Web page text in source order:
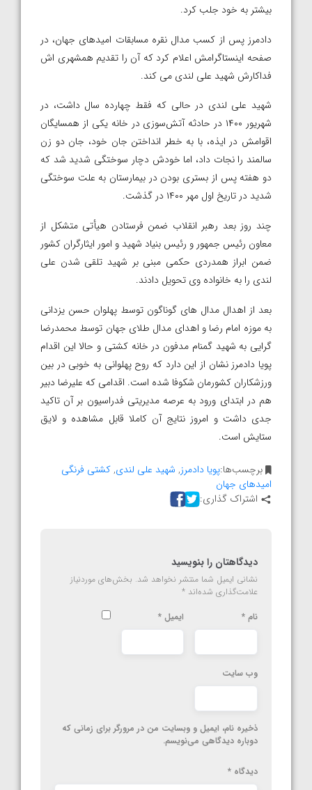
بیشتر به خود جلب کرد.
دادمرز پس از کسب مدال نقره مسابقات امیدهای جهان، در
صفحه اینستاگرامش اعلام کرد که آن را تقدیم همشهری اش
فداکارش شهید علی لندی می کند.
شهید علی لندی در حالی که فقط چهارده سال داشت، در
شهریور ۱۴۰۰ در حادثه آتش‌سوزی در خانه یکی از همسایگان
اقوامش در ایذه، با به خطر انداختن جان خود، جان دو زن
سالمند را نجات داد، اما خودش دچار سوختگی شدید شد که
دو هفته پس از بستری بودن در بیمارستان به‌ علت سوختگی
شدید در تاریخ اول مهر ۱۴۰۰ در گذشت.
چند روز بعد رهبر انقلاب ضمن فرستادن هیأتی متشکل از
معاون رئیس جمهور و رئیس بنیاد شهید و امور ایثارگران کشور
ضمن ابراز همدردی حکمی مبنی بر شهید تلقی شدن علی
لندی را به خانواده وی تحویل دادند.
بعد از اهدال مدال های گوناگون توسط پهلوان حسن یزدانی
به موزه امام رضا و اهدای مدال طلای جهان توسط محمدرضا
گرایی به شهید گمنام مدفون در خانه کشتی و حالا این اقدام
پویا دادمرز نشان از این دارد که روح پهلوانی به خوبی در بین
ورزشکاران کشورمان شکوفا شده است. اقدامی که علیرضا دبیر
هم در ابتدای ورود به عرصه مدیریتی فدراسیون بر آن تاکید
جدی داشت و امروز نتایج آن کاملا قابل مشاهده و لایق
ستایش است.
برچسب‌ها:پویا دادمرز, شهید علی لندی,کشتی فرنگی
امیدهای جهان
اشتراک گذاری:
دیدگاهتان را بنویسید
نشانی ایمیل شما منتشر نخواهد شد. بخش‌های موردنیاز
علامت‌گذاری شده‌اند *
نام * ایمیل *
وب‌ سایت
ذخیره نام، ایمیل و وبسایت من در مرورگر برای زمانی که
دوباره دیدگاهی می‌نویسم.
دیدگاه *